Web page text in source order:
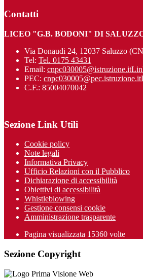
Contatti
LICEO "G.B. BODONI" DI
Via Donaudi 24, 12037 Saluzzo
Tel: Tel. 0175 43431
Email: cnpc030005@istruzione.it
PEC: cnpc030005@pec.istruzione.it
C.F.: 85004070042
Sezione Link Utili
Cookie policy
Note legali
Informativa Privacy
Ufficio Relazioni con il Pubblico
Dichiarazione di accessibilità
Obiettivi di accessibilità
Whistleblowing
Gestione consensi cookie
Amministrazione trasparente
Pagina visualizzata 15360 volte
Sezione Copyright